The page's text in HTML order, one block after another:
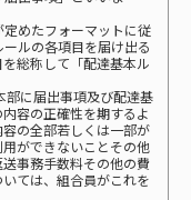
めたフォーマットに従
ルの各項目を届け出る
総称して「配達基本ル
部に届出事項及び配達基
容の正確性を期するよ
の全部若しくは一部が
ができないことその他
事務手数料その他の費
ては、組合員がこれを